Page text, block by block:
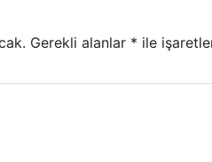
Gerekli alanlar * ile